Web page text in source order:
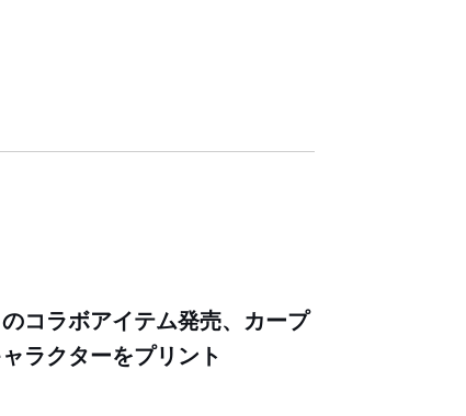
コラボアイテム発売、カープ
ラクターをプリント